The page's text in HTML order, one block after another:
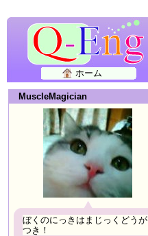
ホーム
MuscleMagician
ぼくのにっきはまじっくどうが
つき！